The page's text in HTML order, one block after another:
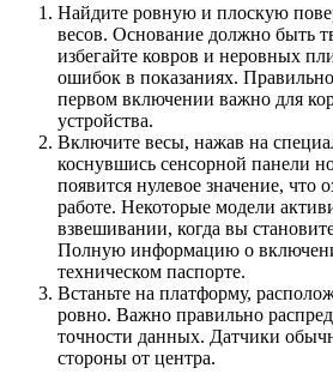
Найдите ровную и плоскую
весов. Основание должно быть
избегайте ковров и неровных
ошибок в показаниях.
первом включении важно для
устройства.
Включите весы, нажав на
коснувшись сенсорной панели
появится нулевое значение, что
работе. Некоторые модели
взвешивании, когда вы
Полную информацию о
техническом паспорте.
Встаньте на платформу,
ровно. Важно правильно
точности данных. Датчики
стороны от центра.